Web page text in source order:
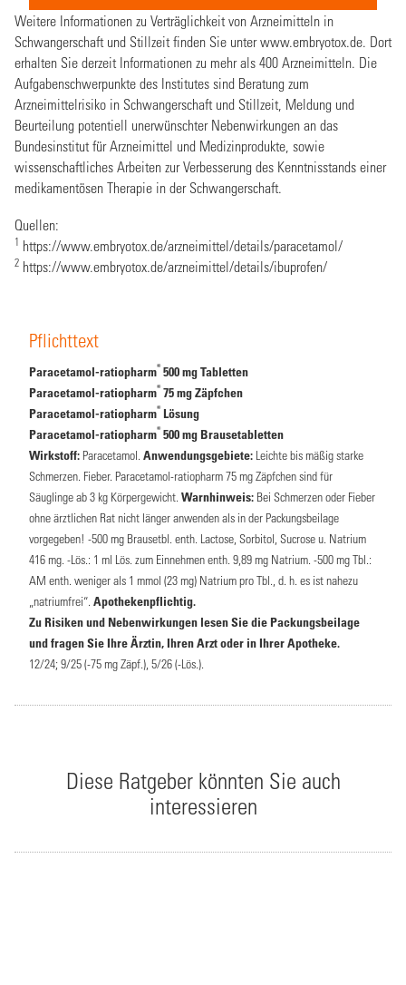
Weitere Informationen zu Verträglichkeit von Arzneimitteln in
Schwangerschaft und Stillzeit finden Sie unter www.embryotox.de. Dort
erhalten Sie derzeit Informationen zu mehr als 400 Arzneimitteln. Die
Aufgabenschwerpunkte des Institutes sind Beratung zum
Arzneimittelrisiko in Schwangerschaft und Stillzeit, Meldung und
Beurteilung potentiell unerwünschter Nebenwirkungen an das
Bundesinstitut für Arzneimittel und Medizinprodukte, sowie
wissenschaftliches Arbeiten zur Verbesserung des Kenntnisstands einer
medikamentösen Therapie in der Schwangerschaft.
Quellen:
1 https://www.embryotox.de/arzneimittel/details/paracetamol/
2 https://www.embryotox.de/arzneimittel/details/ibuprofen/
Pflichttext
Paracetamol-ratiopharm®500 mg Tabletten
Paracetamol-ratiopharm®75 mg Zäpfchen
Paracetamol-ratiopharm®Lösung
Paracetamol-ratiopharm®500 mg Brausetabletten
Wirkstoff: Paracetamol. Anwendungsgebiete: Leichte bis mäßig starke
Schmerzen. Fieber. Paracetamol-ratiopharm 75 mg Zäpfchen sind für
Säuglinge ab 3 kg Körpergewicht. Warnhinweis: Bei Schmerzen oder Fieber
ohne ärztlichen Rat nicht länger anwenden als in der Packungsbeilage
vorgegeben! -500 mg Brausetbl. enth. Lactose, Sorbitol, Sucrose u. Natrium
416 mg. -Lös.: 1 ml Lös. zum Einnehmen enth. 9,89 mg Natrium. -500 mg Tbl.:
AM enth. weniger als 1 mmol (23 mg) Natrium pro Tbl., d. h. es ist nahezu
„natriumfrei“. Apothekenpflichtig.
Zu Risiken und Nebenwirkungen lesen Sie die Packungsbeilage
und fragen Sie Ihre Ärztin, Ihren Arzt oder in Ihrer Apotheke.
12/24; 9/25 (-75 mg Zäpf.), 5/26 (-Lös.).
Diese Ratgeber könnten Sie auch
interessieren